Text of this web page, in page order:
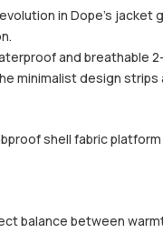
in Dope’s
and breathable
minimalist design
shell fabric
balance between